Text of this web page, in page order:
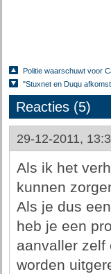
Politie waarschuwt voor
"Stuxnet en Duqu
Reacties (5)
29-12-2011,
Als ik het
kunnen
Als je dus
heb je een
aanvaller zelf
worden